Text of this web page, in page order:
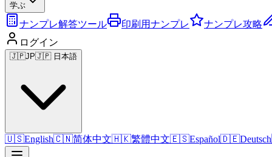
学ぶ
ナンプレ解答ツール 印刷用ナンプレ ナンプレ攻略
ログイン
🇯🇵JP🇯🇵 日本語
🇺🇸English🇨🇳简体中文🇭🇰繁體中文🇪🇸Español🇩🇪Deutsch